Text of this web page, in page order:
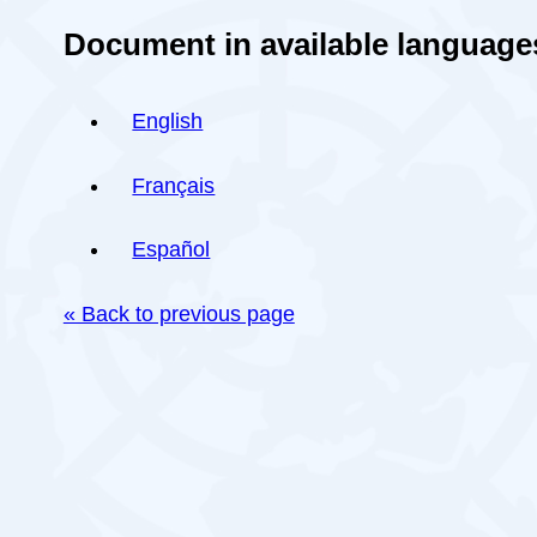
Document in available
English
Français
Español
« Back to previous page